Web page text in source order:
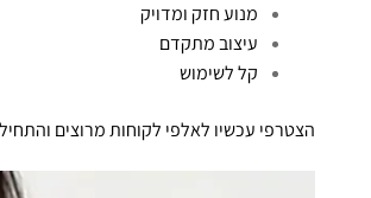
מנוע חזק ומדויק
עיצוב מתקדם
קל לשימוש
הצטרפי עכשיו לאלפי לקוחות מרוצים